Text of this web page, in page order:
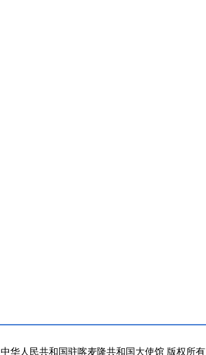
中华人民共和国驻喀麦隆共和国大使馆 版权所有